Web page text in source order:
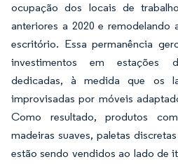
ocupação dos locais de
anteriores a 2020 e remodelando
escritório. Essa permanência
investimentos em estações
dedicadas, à medida que os
improvisadas por móveis
Como resultado, produtos
madeiras suaves, paletas
estão sendo vendidos ao lado de